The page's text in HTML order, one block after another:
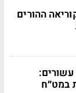
ההורים
במט״ח